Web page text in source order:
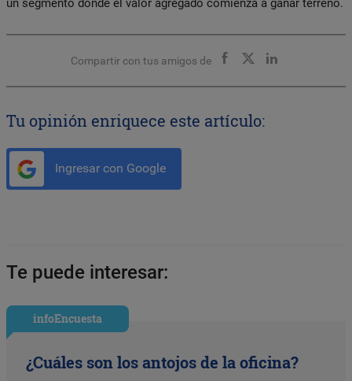
un segmento donde el valor agregado comienza a ganar terreno.
Compartir con tus amigos de
Tu opinión enriquece este artículo:
Ingresar con Google
Te puede interesar:
infoEncuesta
¿Cuáles son los antojos de la oficina?